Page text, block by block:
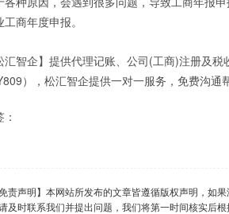
商年度申报。
汇智企】提供代理记账、公司(工商)注册及
），松汇智企提供一对一服务，免费沟通
免责声明】本网站所发布的文章皆遵循版权声明，如
及时联系我们并提出问题，我们将第一时间核实后